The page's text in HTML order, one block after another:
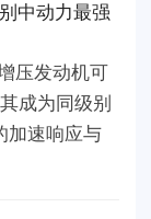
中动力最强
压发动机可
成为同级别
加速响应与